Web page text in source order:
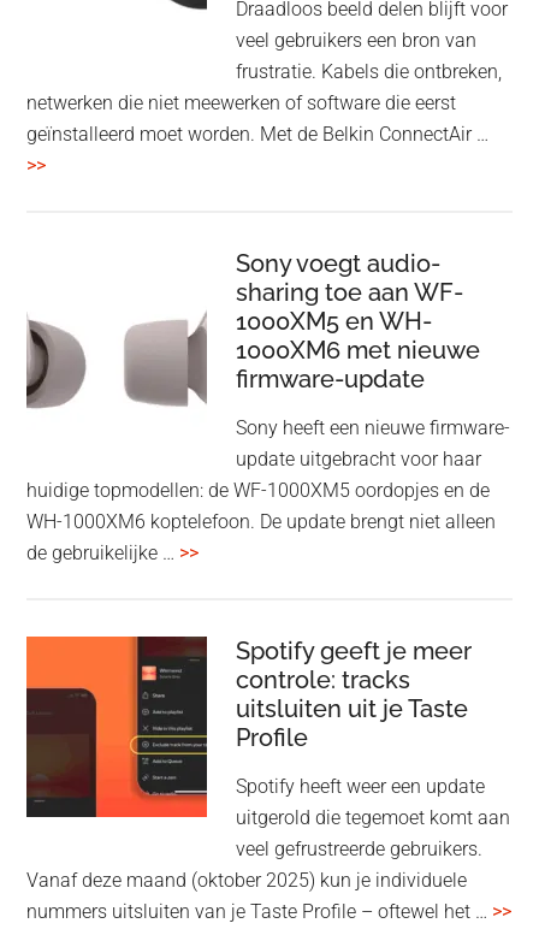
Draadloos beeld delen blijft voor
veel gebruikers een bron van
frustratie. Kabels die ontbreken,
netwerken die niet meewerken of software die eerst
geïnstalleerd moet worden. Met de Belkin ConnectAir …
>>overBelkin
draadloos
presenteren
zonder
Wi-
Sony voegt audio-
sharing toe aan WF-
1000XM5 en WH-
1000XM6 met nieuwe
firmware-update
Sony heeft een nieuwe firmware-
update uitgebracht voor haar
huidige topmodellen: de WF-1000XM5 oordopjes en de
WH-1000XM6 koptelefoon. De update brengt niet alleen
de gebruikelijke … >>overSony
sharing
WF-
en
1000XM6
nieuwe
Spotify geeft je meer
controle: tracks
uitsluiten uit je Taste
Profile
Spotify heeft weer een update
uitgerold die tegemoet komt aan
veel gefrustreerde gebruikers.
Vanaf deze maand (oktober 2025) kun je individuele
nummers uitsluiten van je Taste Profile – oftewel het … >>